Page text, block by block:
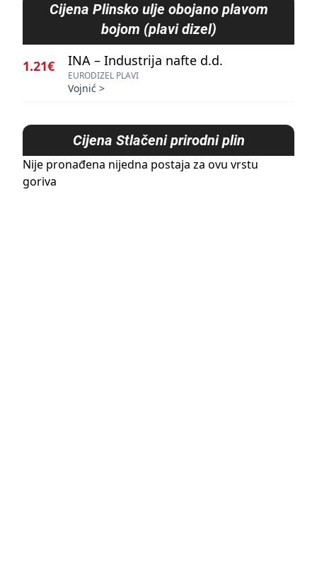
Cijena Plinsko ulje obojano plavom
bojom (plavi dizel)
1.21€ INA – Industrija nafte d.d.
EURODIZEL PLAVI
Vojnić >
Cijena Stlačeni prirodni plin
Nije pronađena nijedna postaja za ovu vrstu
goriva